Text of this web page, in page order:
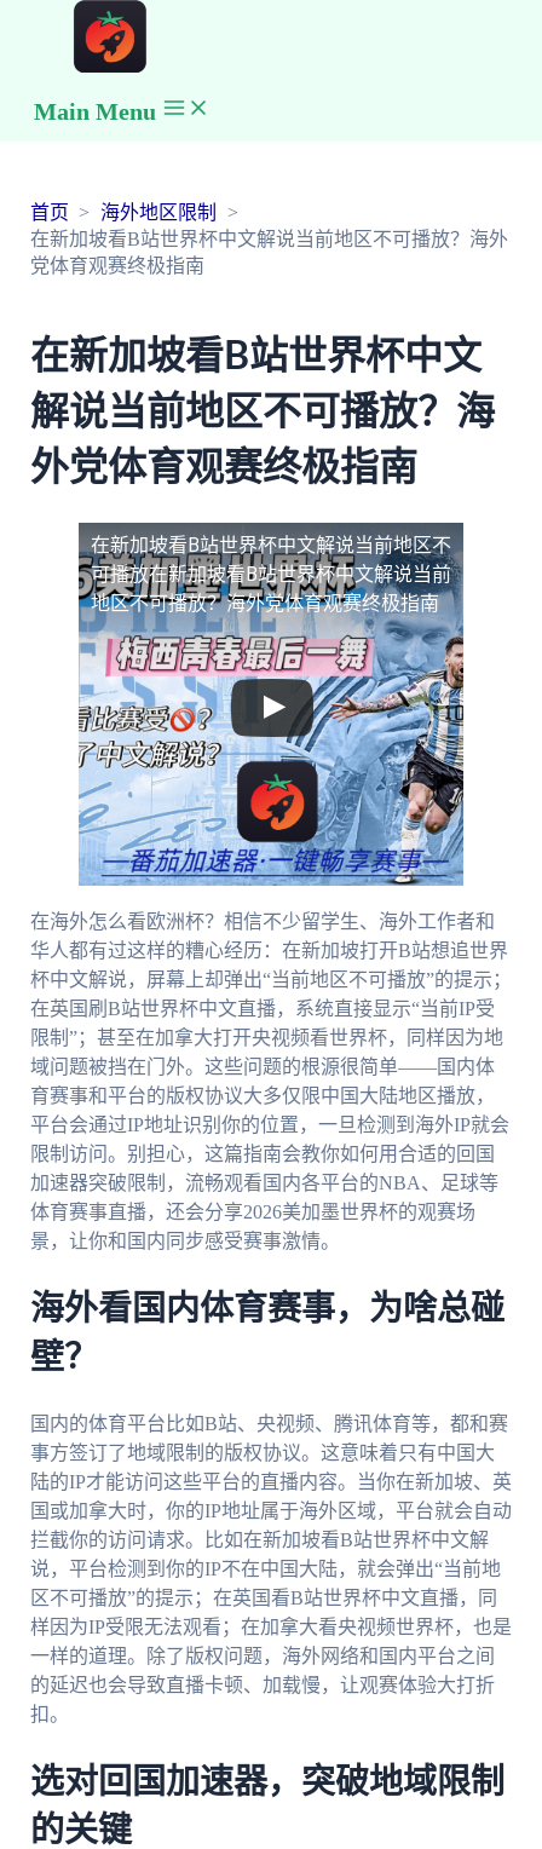
Main Menu
首页
海外地区限制
在新加坡看B站世界杯中文解说当前地区不可播放？海外
党体育观赛终极指南
在新加坡看B站世界杯中文
解说当前地区不可播放？海
外党体育观赛终极指南
在新加坡看B站世界杯中文解说当前地区不
可播放在新加坡看B站世界杯中文解说当前
地区不可播放？海外党体育观赛终极指南
在海外怎么看欧洲杯？相信不少留学生、海外工作者和
华人都有过这样的糟心经历：在新加坡打开B站想追世界
杯中文解说，屏幕上却弹出“当前地区不可播放”的提示；
在英国刷B站世界杯中文直播，系统直接显示“当前IP受
限制”；甚至在加拿大打开央视频看世界杯，同样因为地
域问题被挡在门外。这些问题的根源很简单——国内体
育赛事和平台的版权协议大多仅限中国大陆地区播放，
平台会通过IP地址识别你的位置，一旦检测到海外IP就会
限制访问。别担心，这篇指南会教你如何用合适的回国
加速器突破限制，流畅观看国内各平台的NBA、足球等
体育赛事直播，还会分享2026美加墨世界杯的观赛场
景，让你和国内同步感受赛事激情。
海外看国内体育赛事，为啥总碰
壁？
国内的体育平台比如B站、央视频、腾讯体育等，都和赛
事方签订了地域限制的版权协议。这意味着只有中国大
陆的IP才能访问这些平台的直播内容。当你在新加坡、英
国或加拿大时，你的IP地址属于海外区域，平台就会自动
拦截你的访问请求。比如在新加坡看B站世界杯中文解
说，平台检测到你的IP不在中国大陆，就会弹出“当前地
区不可播放”的提示；在英国看B站世界杯中文直播，同
样因为IP受限无法观看；在加拿大看央视频世界杯，也是
一样的道理。除了版权问题，海外网络和国内平台之间
的延迟也会导致直播卡顿、加载慢，让观赛体验大打折
扣。
选对回国加速器，突破地域限制
的关键